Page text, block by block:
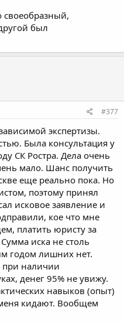
своеобразный,
был
#377
экспертизы.
Была консультация у
СК Ростра. Дела очень
мало. Шанс получить
еще реально пока. Но
поэтому принял
исковое заявление и
кое что мне
платить юристу за
иска не столь
годом лишних нет.
при наличии
денег 95% не увижу.
навыков (опыт)
кидают. Вообщем